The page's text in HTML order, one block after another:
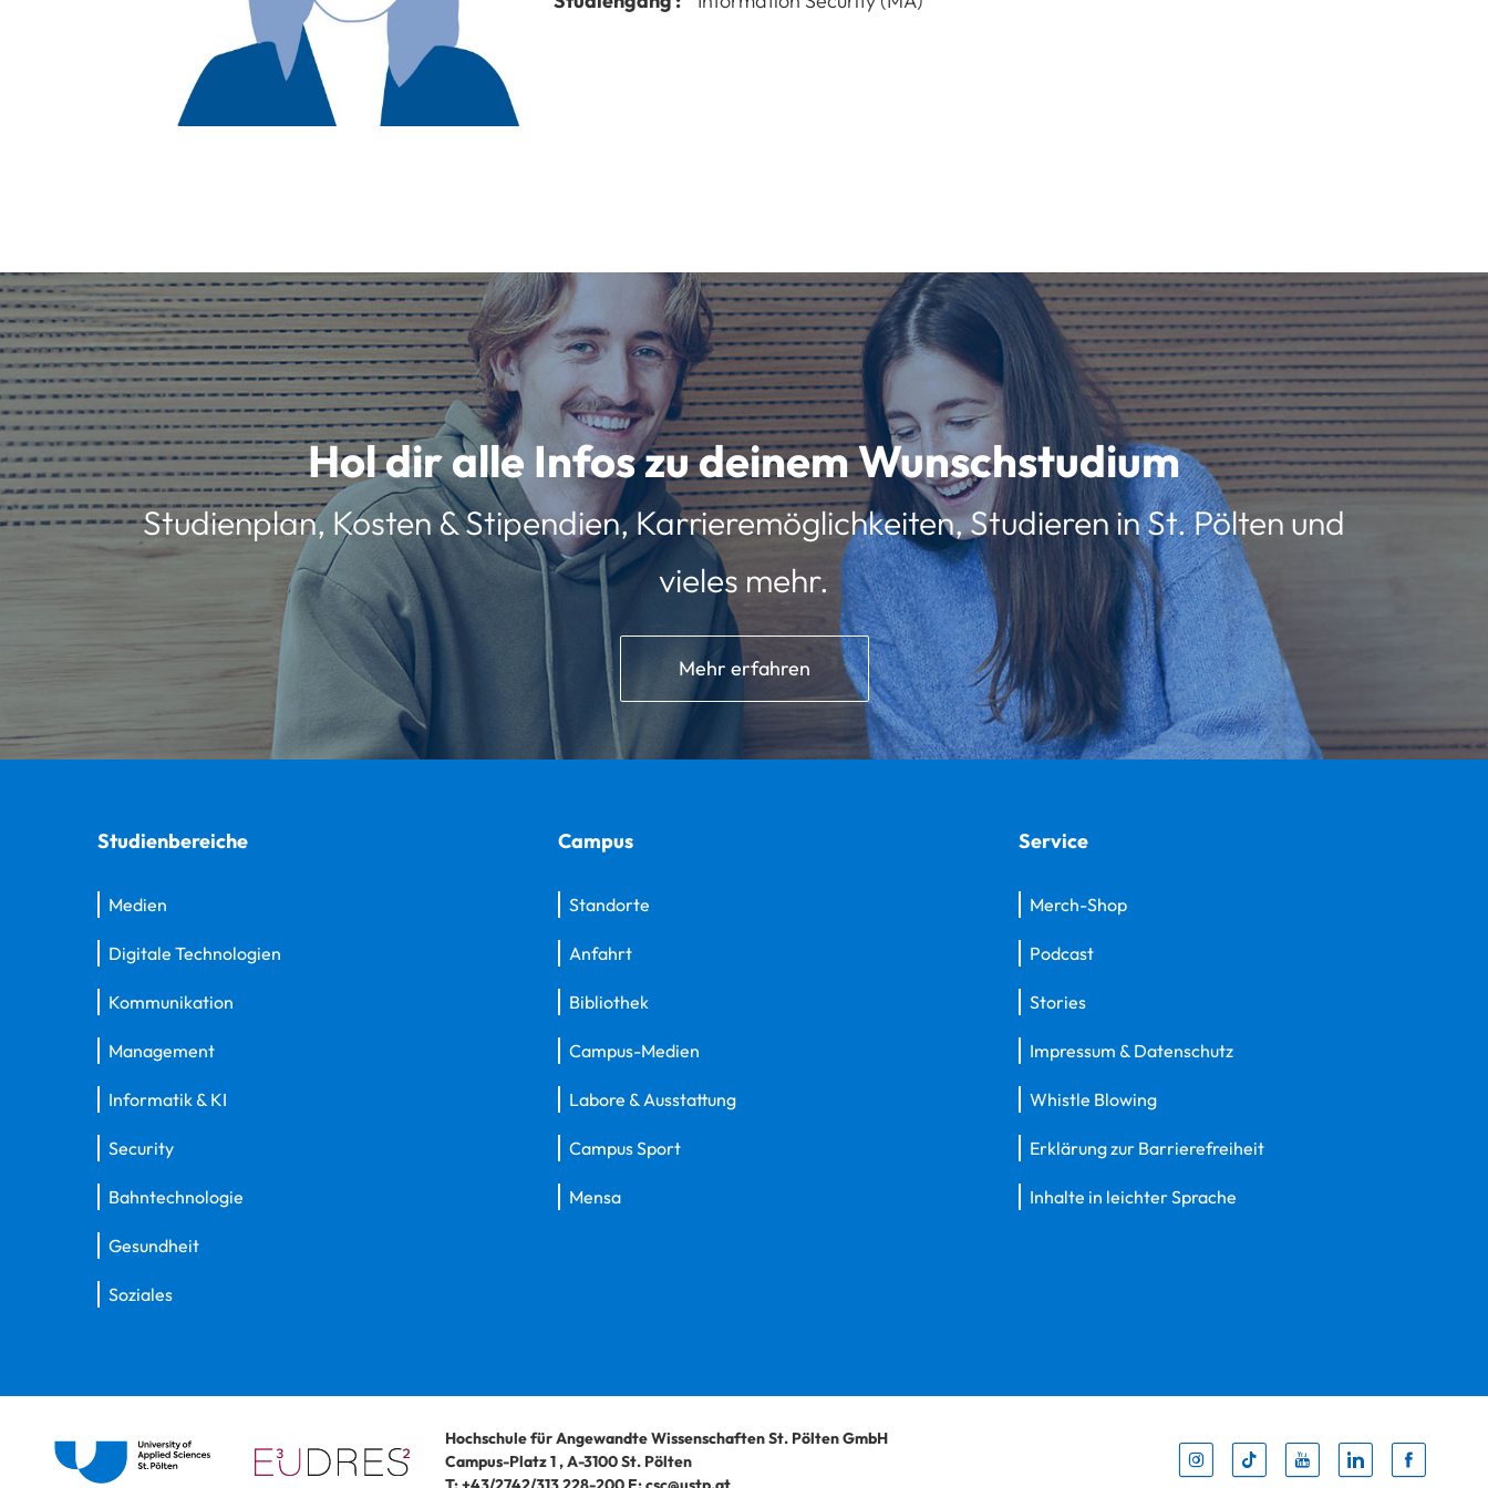
Hol dir alle Infos zu deinem Wunschstudium
Studienplan, Kosten & Stipendien, Karrieremöglichkeiten, Studieren in St. Pölten und
vieles mehr.
Mehr erfahren
Studienbereiche
Medien
Digitale Technologien
Kommunikation
Management
Informatik & KI
Security
Bahntechnologie
Gesundheit
Soziales
Campus
Standorte
Anfahrt
Bibliothek
Campus-Medien
Labore & Ausstattung
Campus Sport
Mensa
Service
Merch-Shop
Podcast
Stories
Impressum & Datenschutz
Whistle Blowing
Erklärung zur Barrierefreiheit
Inhalte in leichter Sprache
Hochschule für Angewandte Wissenschaften St. Pölten GmbH
Campus-Platz 1,A-3100St. Pölten